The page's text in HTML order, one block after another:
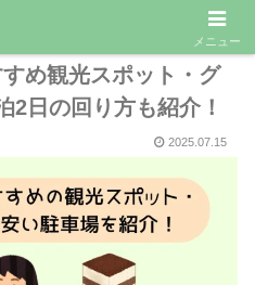
すめ観光スポット・グ
2日の回り方も紹介！
2025.07.15
メニュー